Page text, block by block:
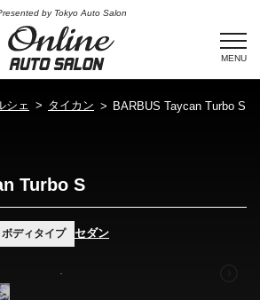
by Tokyo Auto Salon
MENU
シェ タイカン BARBUS Taycan Turbo S
Turbo S
ボディタイプ セダン